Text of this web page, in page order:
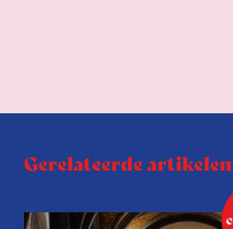
Gerelateerde artikelen